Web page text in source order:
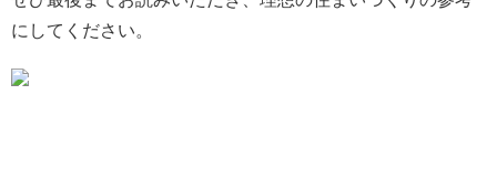
にしてください。